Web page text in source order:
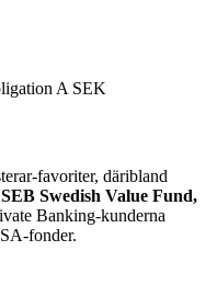
A SEK
favoriter, däribland
Swedish Value Fund,
Banking-kunderna
fonder.